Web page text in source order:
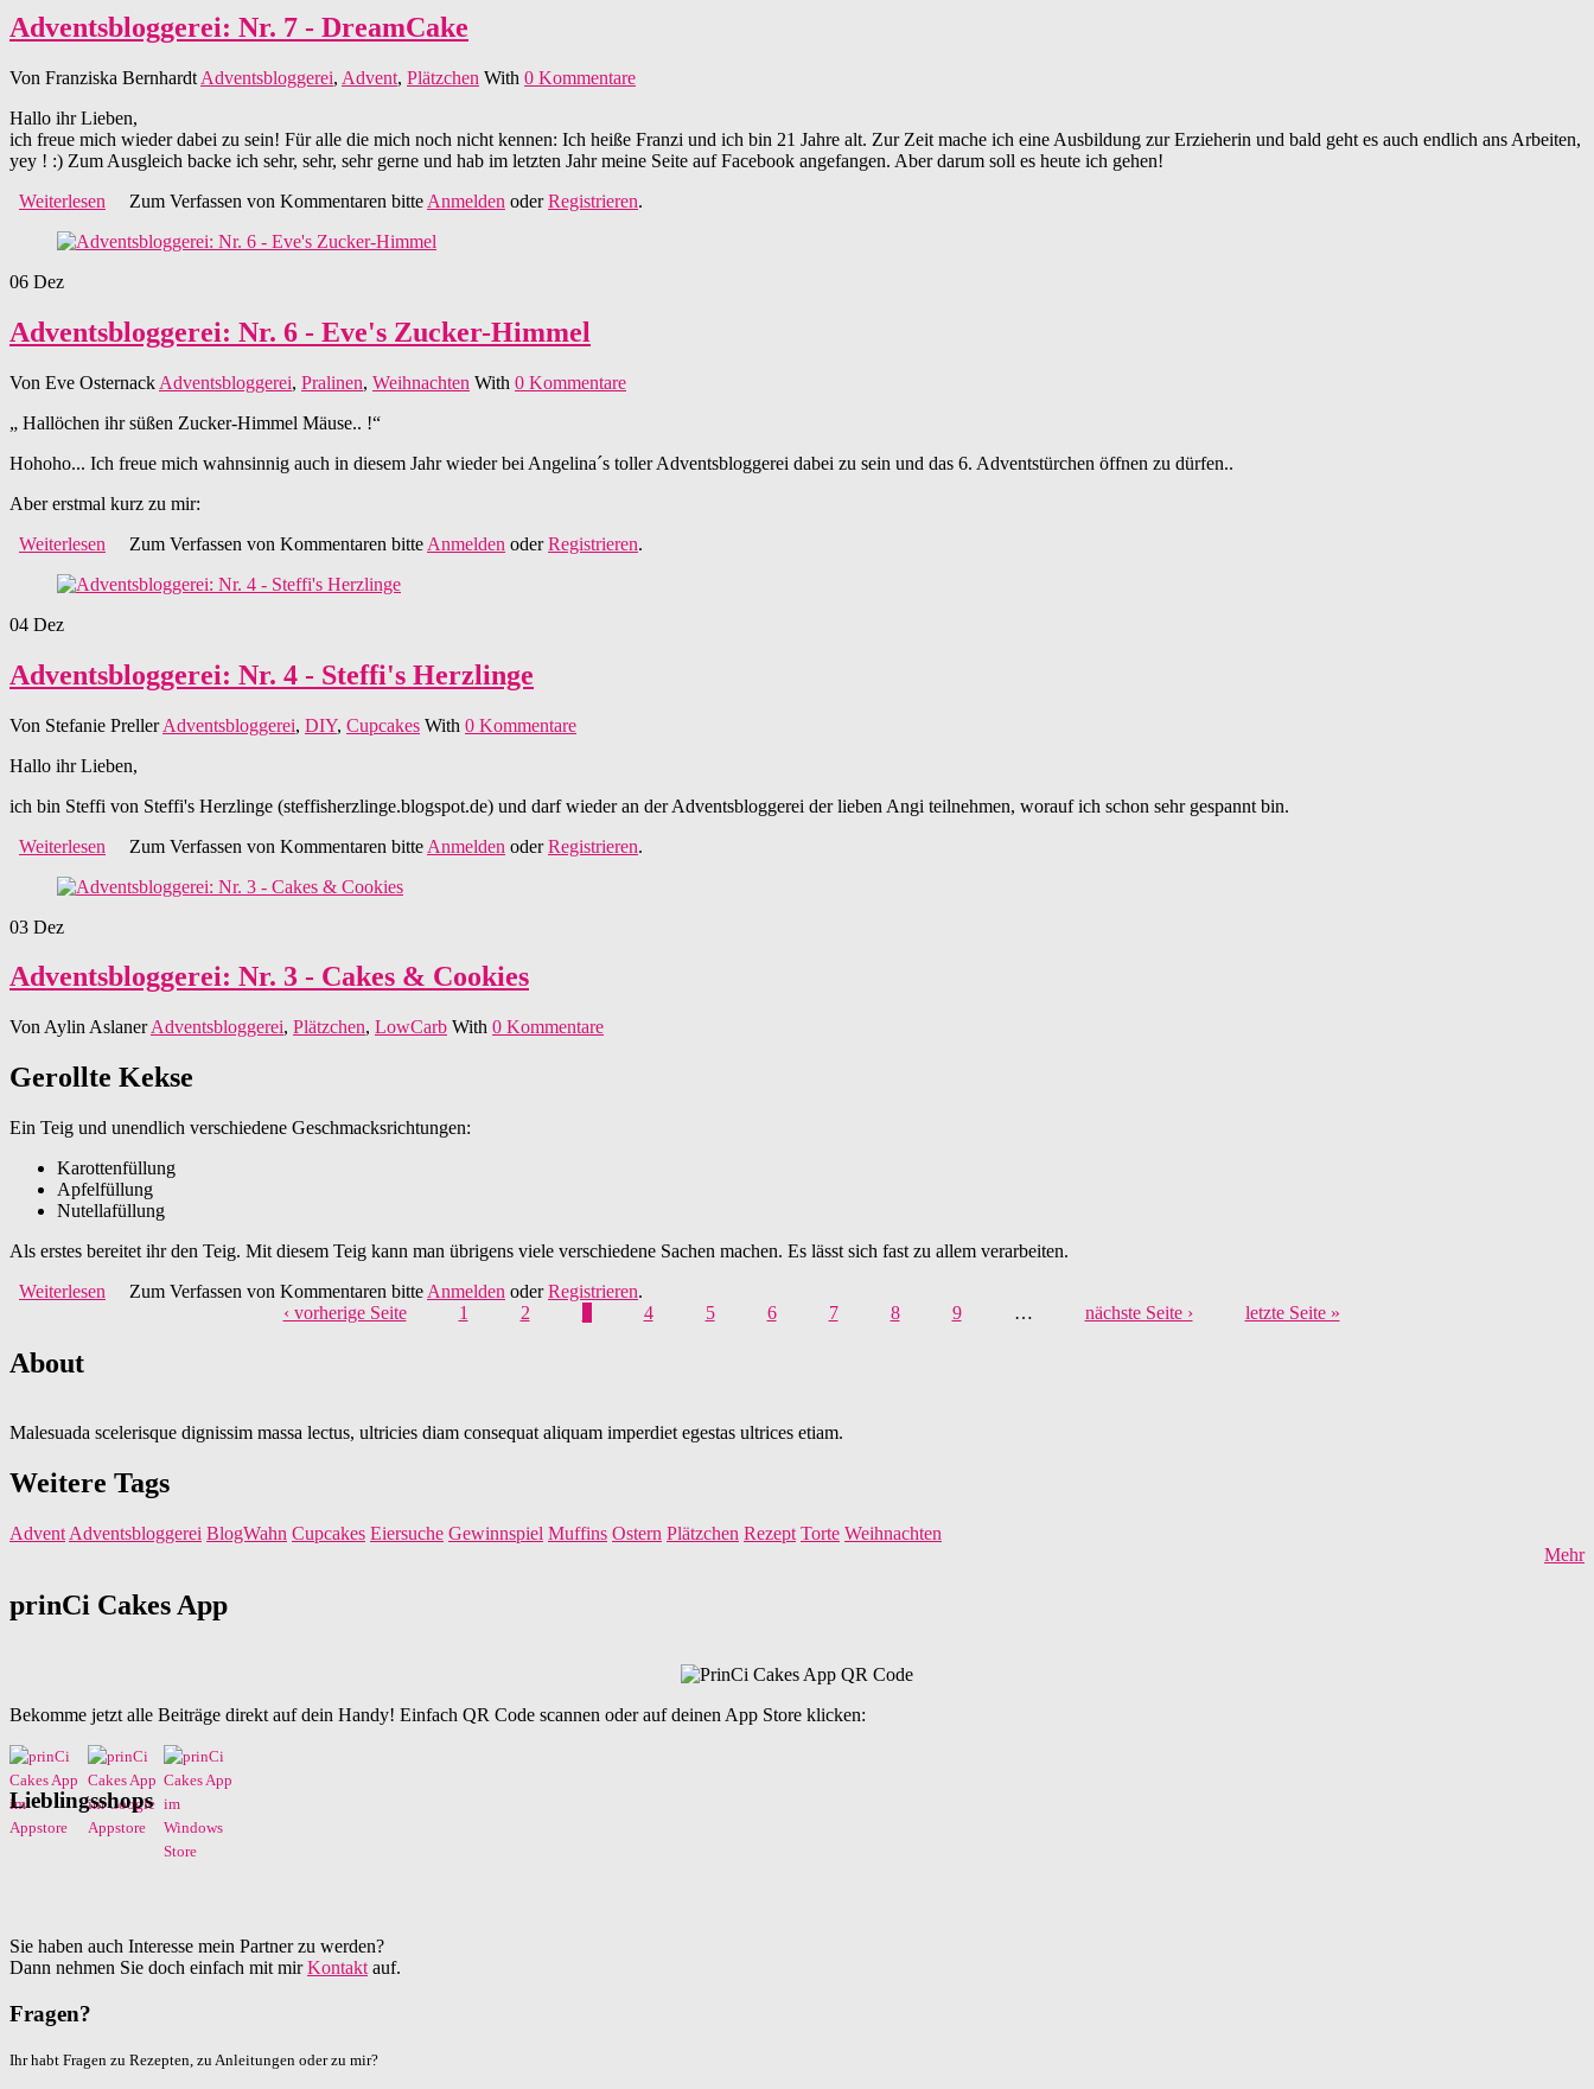
Adventsbloggerei: Nr. 7 - DreamCake
Von Franziska Bernhardt Adventsbloggerei, Advent, Plätzchen With 0 Kommentare
Hallo ihr Lieben,
ich freue mich wieder dabei zu sein! Für alle die mich noch nicht kennen: Ich heiße Franzi und ich bin 21 Jahre alt. Zur Zeit mache ich eine Ausbildung zur Erzieherin und bald geht es auch endlich ans Arbeiten,
yey ! :) Zum Ausgleich backe ich sehr, sehr, sehr gerne und hab im letzten Jahr meine Seite auf Facebook angefangen. Aber darum soll es heute ich gehen!
Weiterlesen über Adventsbloggerei: Nr. 7 - DreamCake
Zum Verfassen von Kommentaren bitte Anmelden oderRegistrieren.
06 Dez
Adventsbloggerei: Nr. 6 - Eve's Zucker-Himmel
Von Eve Osternack Adventsbloggerei, Pralinen, Weihnachten With 0 Kommentare
„ Hallöchen ihr süßen Zucker-Himmel Mäuse.. !“
Hohoho... Ich freue mich wahnsinnig auch in diesem Jahr wieder bei Angelina´s toller Adventsbloggerei dabei zu sein und das 6. Adventstürchen öffnen zu dürfen..
Aber erstmal kurz zu mir:
Weiterlesen über Adventsbloggerei: Nr. 6 - Eve's Zucker-Himmel
Zum Verfassen von Kommentaren bitte Anmelden oderRegistrieren.
04 Dez
Adventsbloggerei: Nr. 4 - Steffi's Herzlinge
Von Stefanie Preller Adventsbloggerei, DIY, Cupcakes With 0 Kommentare
Hallo ihr Lieben,
ich bin Steffi von Steffi's Herzlinge (steffisherzlinge.blogspot.de) und darf wieder an der Adventsbloggerei der lieben Angi teilnehmen, worauf ich schon sehr gespannt bin.
Weiterlesen über Adventsbloggerei: Nr. 4 - Steffi's Herzlinge
Zum Verfassen von Kommentaren bitte Anmelden oderRegistrieren.
03 Dez
Adventsbloggerei: Nr. 3 - Cakes & Cookies
Von Aylin Aslaner Adventsbloggerei, Plätzchen, LowCarb With 0 Kommentare
Gerollte Kekse
Ein Teig und unendlich verschiedene Geschmacksrichtungen:
Karottenfüllung
Apfelfüllung
Nutellafüllung
Als erstes bereitet ihr den Teig. Mit diesem Teig kann man übrigens viele verschiedene Sachen machen. Es lässt sich fast zu allem verarbeiten.
Weiterlesen über Adventsbloggerei: Nr. 3 - Cakes & Cookies
Zum Verfassen von Kommentaren bitte Anmelden oderRegistrieren.
‹ vorherige Seite
1 2 4 5 6 7 8 9 … nächste Seite › letzte Seite »
About
Malesuada scelerisque dignissim massa lectus, ultricies diam consequat aliquam imperdiet egestas ultrices etiam.
Weitere Tags
Advent Adventsbloggerei BlogWahn Cupcakes Eiersuche Gewinnspiel Muffins Ostern Plätzchen Rezept Torte Weihnachten
Mehr
prinCi Cakes App
Bekomme jetzt alle Beiträge direkt auf dein Handy! Einfach QR Code scannen oder auf deinen App Store klicken:
Lieblingsshops
Sie haben auch Interesse mein Partner zu werden?
Dann nehmen Sie doch einfach mit mirKontakt auf.
Fragen?
Ihr habt Fragen zu Rezepten, zu Anleitungen oder zu mir?